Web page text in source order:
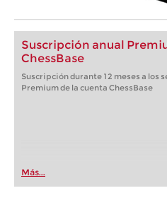
Suscripción anual
ChessBase
Suscripción durante 12 meses a los
Premium de la cuenta ChessBase
Más...